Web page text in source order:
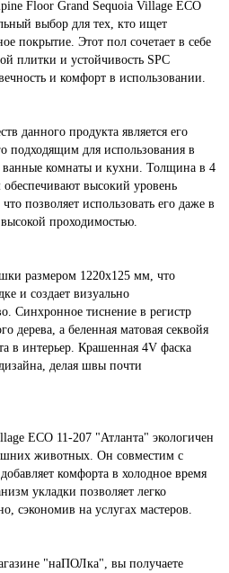
Floor Grand Sequoia Village ECO
выбор для тех, кто ищет
покрытие. Этот пол сочетает в себе
плитки и устойчивость SPC
и комфорт в использовании.
данного продукта является его
подходящим для использования в
комнаты и кухни. Толщина в 4
высокий уровень
позволяет использовать его даже в
проходимостью.
размером 1220x125 мм, что
и создает визуально
Синхронное тиснение в регистр
дерева, а беленная матовая секвойя
в интерьер. Крашенная 4V фаска
делая швы почти
ECO 11-207 "Атланта" экологичен
животных. Он совместим с
комфорта в холодное время
укладки позволяет легко
сэкономив на услугах мастеров.
"наПОЛка", вы получаете